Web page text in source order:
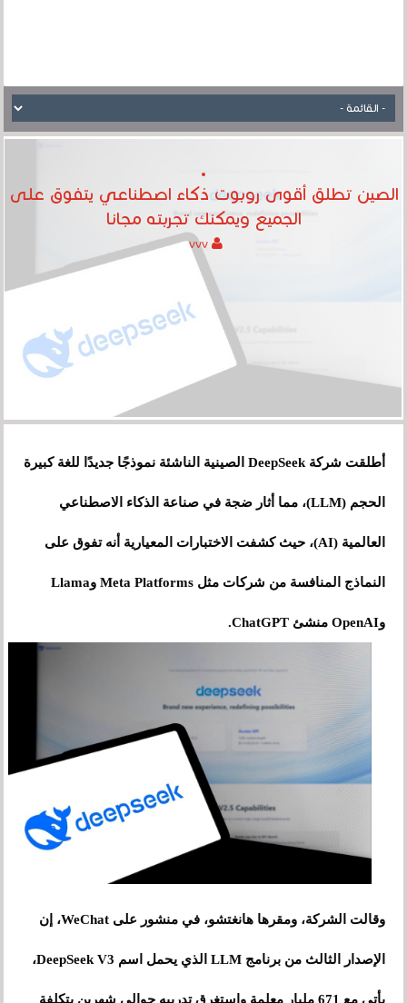
الصين تطلق أقوى روبوت ذكاء اصطناعي يتفوق على
الجميع ويمكنك تجربته مجانا
vvv
أطلقت شركة DeepSeek الصينية الناشئة نموذجًا جديدًا للغة كبيرة
الحجم (LLM)، مما أثار ضجة في صناعة الذكاء الاصطناعي
العالمية (AI)، حيث كشفت الاختبارات المعيارية أنه تفوق على
النماذج المنافسة من شركات مثل Meta Platforms وLlama
وOpenAI منشئ ChatGPT.
وقالت الشركة، ومقرها هانغتشو، في منشور على WeChat، إن
الإصدار الثالث من برنامج LLM الذي يحمل اسم DeepSeek V3،
يأتي مع 671 مليار معلمة واستغرق تدريبه حوالي شهرين بتكلفة